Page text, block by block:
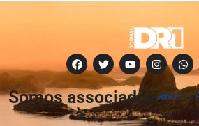
Somos associados
à: